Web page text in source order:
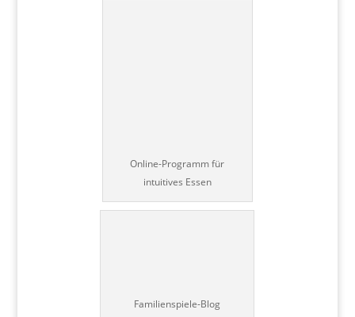
Online-Programm für
intuitives Essen
Familienspiele-Blog